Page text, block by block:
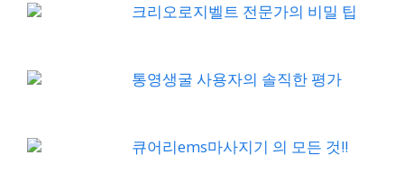
크리오로지벨트 전문가의 비밀 팁
통영생굴 사용자의 솔직한 평가
큐어리ems마사지기 의 모든 것!!